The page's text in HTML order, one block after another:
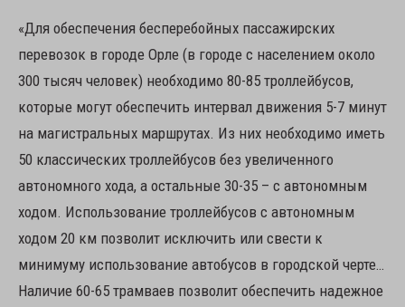
«Для обеспечения бесперебойных пассажирских
перевозок в городе Орле (в городе с населением около
300 тысяч человек) необходимо 80-85 троллейбусов,
которые могут обеспечить интервал движения 5-7 минут
на магистральных маршрутах. Из них необходимо иметь
50 классических троллейбусов без увеличенного
автономного хода, а остальные 30-35 – с автономным
ходом. Использование троллейбусов с автономным
ходом 20 км позволит исключить или свести к
минимуму использование автобусов в городской черте…
Наличие 60-65 трамваев позволит обеспечить надежное